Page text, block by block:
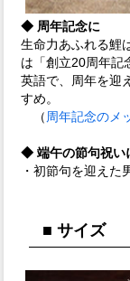
◆ 周年記念に
生命力あふれる鯉
は「創立20周年記
英語で、周年を迎
すめ。
（ 周年記念のメ
◆ 端午の節句祝い
・初節句を迎えた
■ サイズ